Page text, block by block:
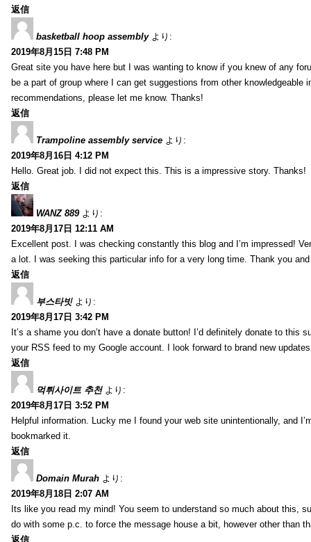
返信
basketball hoop assembly より:
2019年8月15日 7:48 PM
Great site you have here but I was wanting to know if you knew of any
be a part of group where I can get suggestions from other
recommendations, please let me know. Thanks!
返信
Trampoline assembly service より:
2019年8月16日 4:12 PM
Hello. Great job. I did not expect this. This is a impressive story. Thanks!
返信
WANZ 889 より:
2019年8月17日 12:11 AM
Excellent post. I was checking constantly this blog and I’m impressed!
a lot. I was seeking this particular info for a very long time. Thank you
返信
부스타빗 より:
2019年8月17日 3:42 PM
It’s a shame you don’t have a donate button! I’d definitely donate to this
your RSS feed to my Google account. I look forward to brand new
返信
먹튀사이트 추천 より:
2019年8月17日 3:52 PM
Helpful information. Lucky me I found your web site unintentionally, and
bookmarked it.
返信
Domain Murah より:
2019年8月18日 2:07 AM
Its like you read my mind! You seem to understand so much about this,
do with some p.c. to force the message house a bit, however other than
返信